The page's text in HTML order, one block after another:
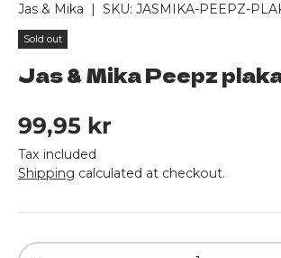
Jas & Mika | SKU: JASMIKA-PEEPZ-
Sold out
Jas & Mika Peepz
Regular price
99,95 kr
Tax included
Shipping calculated at checkout.
Qty